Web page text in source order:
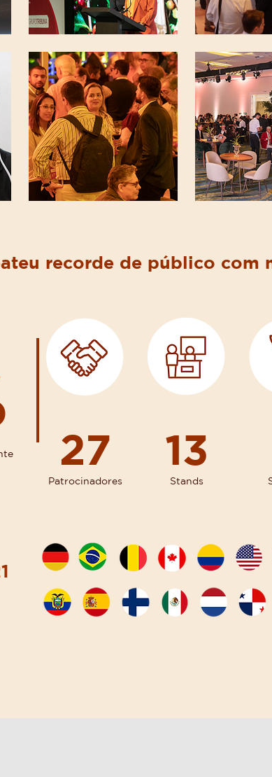
recorde de público com
27
Patrocinadores
13
Stands